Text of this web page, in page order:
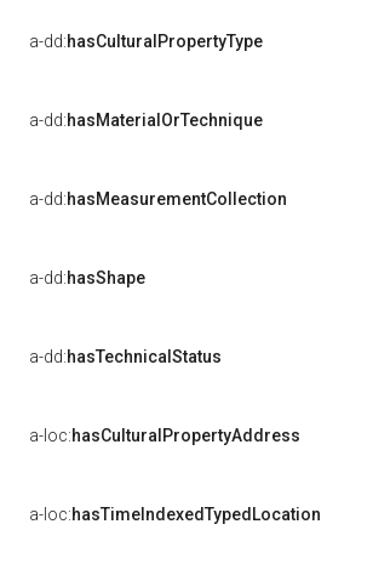
a-dd:hasCulturalPropertyType
a-dd:hasMaterialOrTechnique
a-dd:hasMeasurementCollection
a-dd:hasShape
a-dd:hasTechnicalStatus
a-loc:hasCulturalPropertyAddress
a-loc:hasTimeIndexedTypedLocation